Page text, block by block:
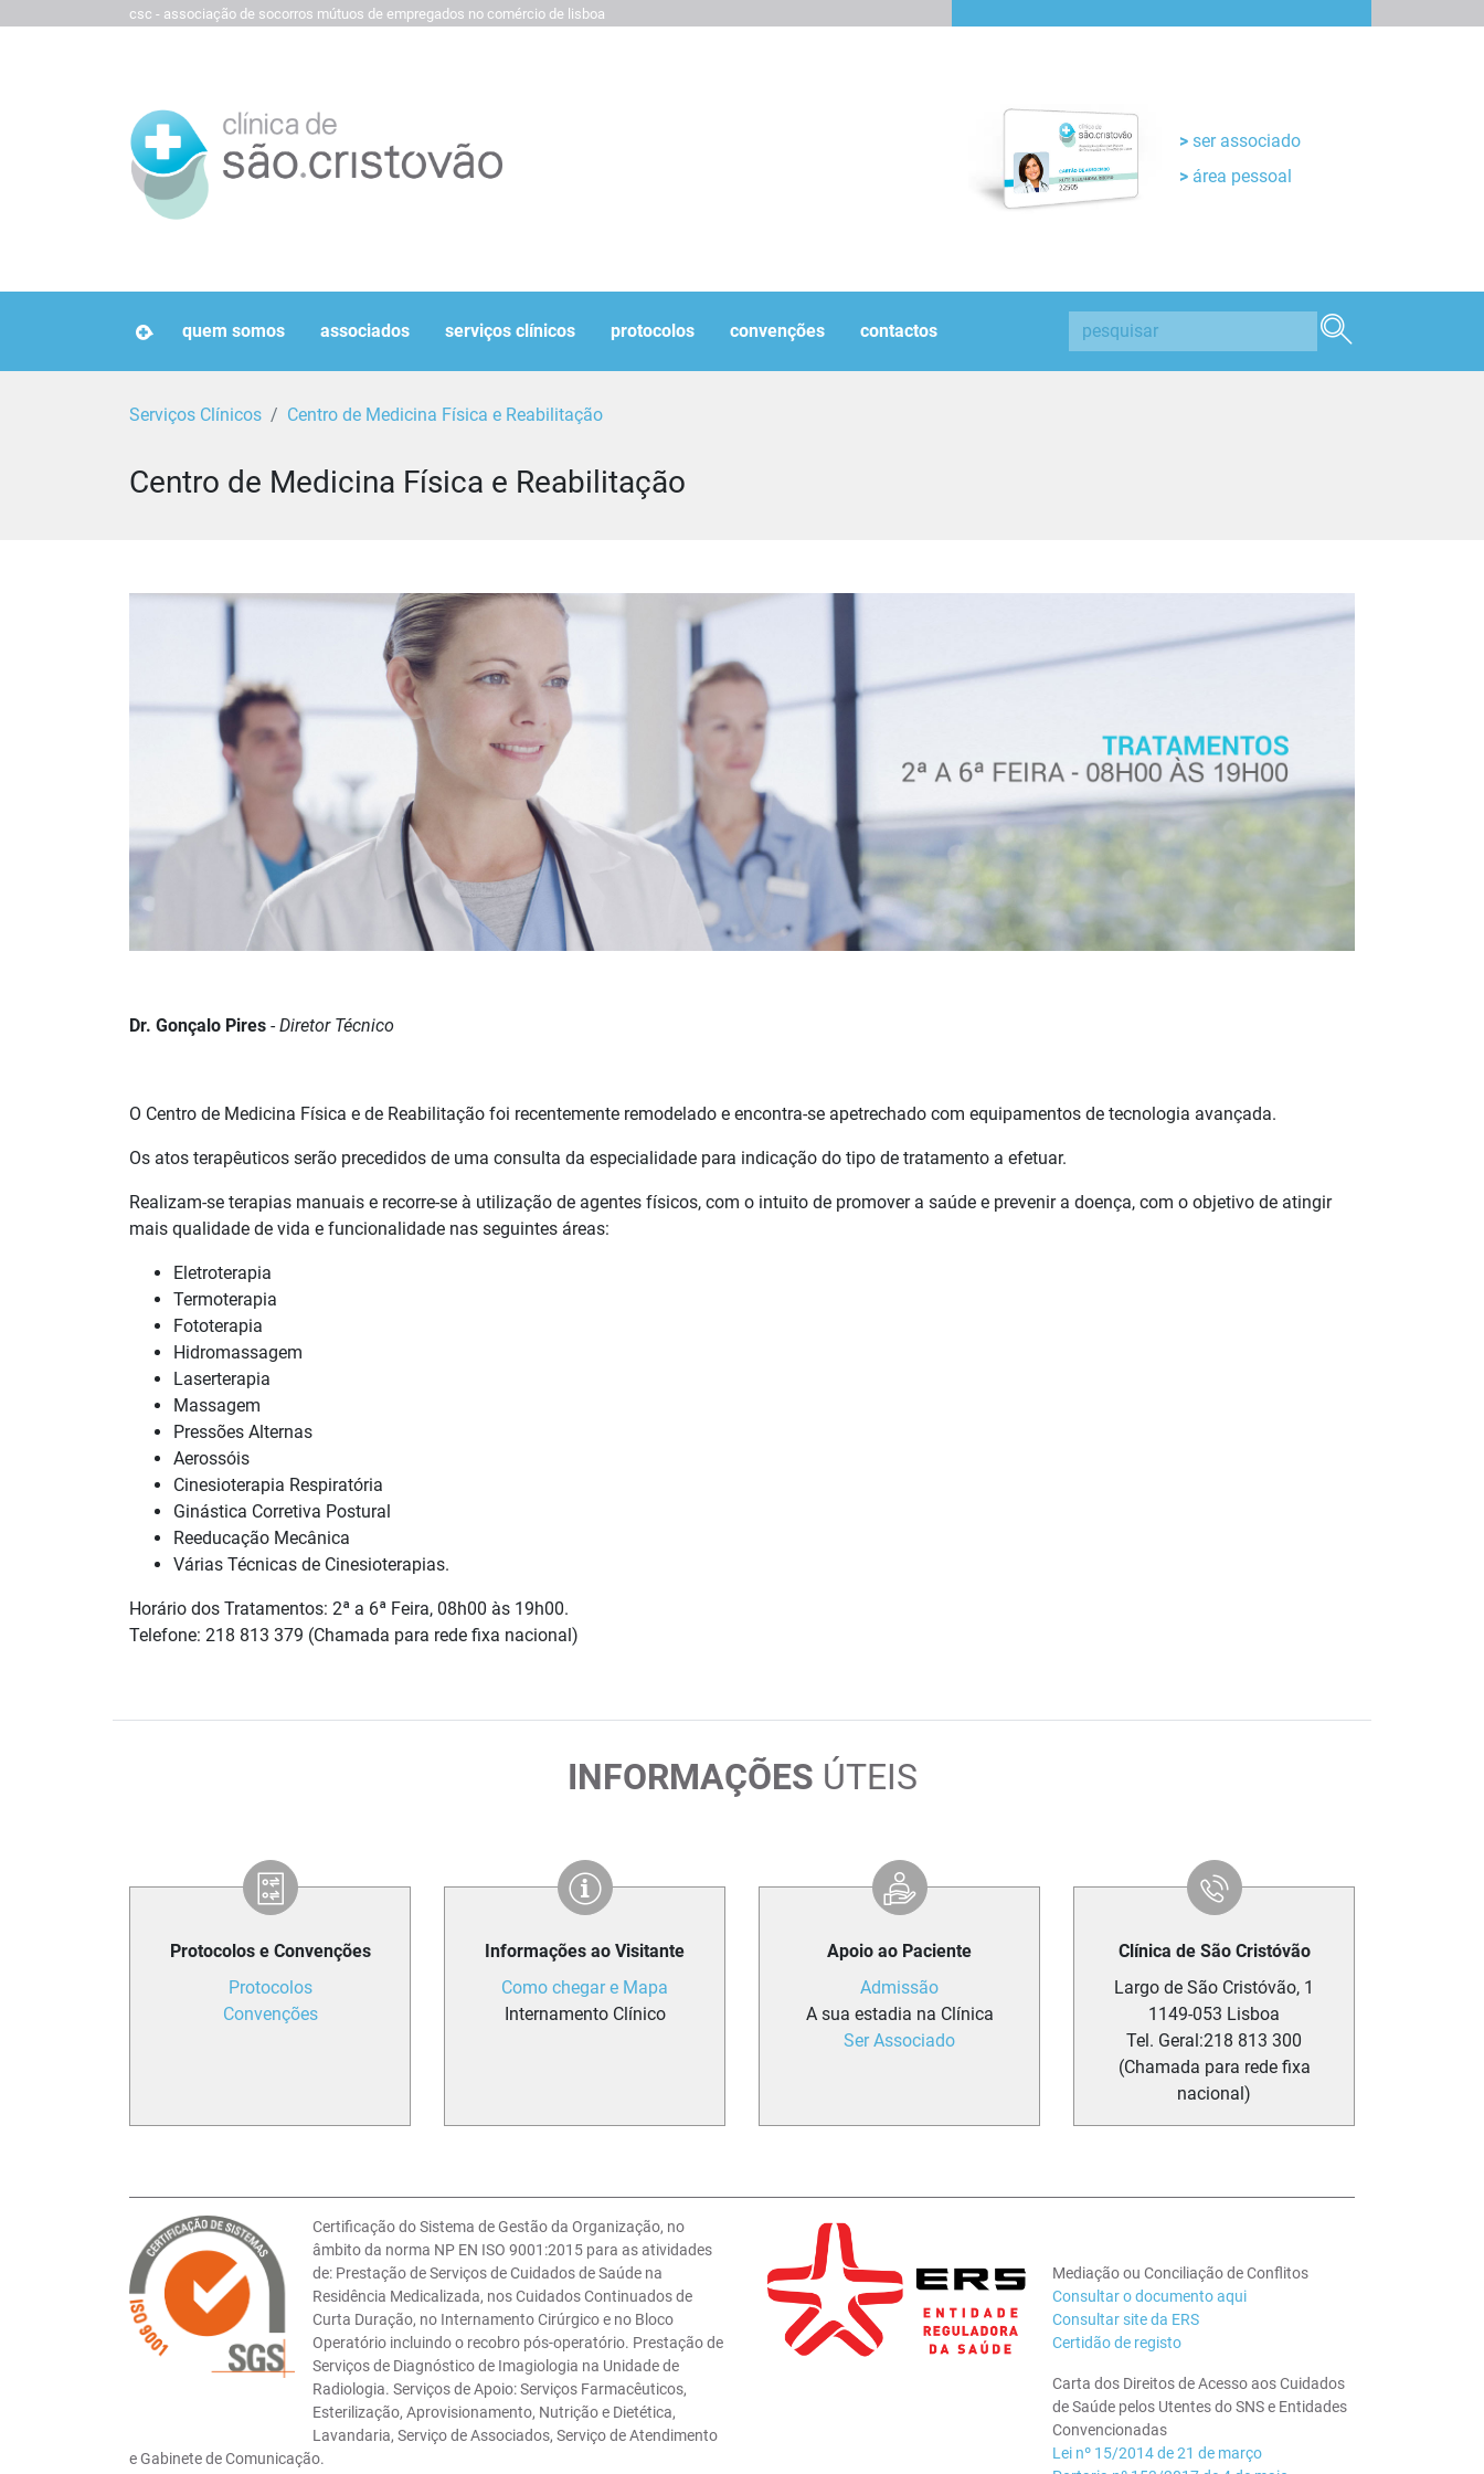
csc - associação de socorros mútuos de empregados no comércio de lisboa
ser associado
área pessoal
homepage
quem somos associados serviços clínicos protocolos convenções contactos
Serviços Clínicos Centro de Medicina Física e Reabilitação
Centro de Medicina Física e Reabilitação
Dr. Gonçalo Pires -Diretor Técnico
O Centro de Medicina Física e de Reabilitação foi recentemente remodelado e encontra-se apetrechado com equipamentos de tecnologia avançada.
Os atos terapêuticos serão precedidos de uma consulta da especialidade para indicação do tipo de tratamento a efetuar.
Realizam-se terapias manuais e recorre-se à utilização de agentes físicos, com o intuito de promover a saúde e prevenir a doença, com o objetivo de atingir
mais qualidade de vida e funcionalidade nas seguintes áreas:
Eletroterapia
Termoterapia
Fototerapia
Hidromassagem
Laserterapia
Massagem
Pressões Alternas
Aerossóis
Cinesioterapia Respiratória
Ginástica Corretiva Postural
Reeducação Mecânica
Várias Técnicas de Cinesioterapias.
Horário dos Tratamentos: 2ª a 6ª Feira, 08h00 às 19h00.
Telefone: 218 813 379 (Chamada para rede fixa nacional)
INFORMAÇÕES ÚTEIS
Protocolos e Convenções
Protocolos
Convenções
Informações ao Visitante
Como chegar e Mapa
Internamento Clínico
Apoio ao Paciente
Admissão
A sua estadia na Clínica
Ser Associado
Clínica de São Cristóvão
Largo de São Cristóvão, 1
1149-053 Lisboa
Tel. Geral:218 813 300
(Chamada para rede fixa
nacional)
Certificação do Sistema de Gestão da Organização, no
âmbito da norma NP EN ISO 9001:2015 para as atividades
de: Prestação de Serviços de Cuidados de Saúde na
Residência Medicalizada, nos Cuidados Continuados de
Curta Duração, no Internamento Cirúrgico e no Bloco
Operatório incluindo o recobro pós-operatório. Prestação de
Serviços de Diagnóstico de Imagiologia na Unidade de
Radiologia. Serviços de Apoio: Serviços Farmacêuticos,
Esterilização, Aprovisionamento, Nutrição e Dietética,
Lavandaria, Serviço de Associados, Serviço de Atendimento
e Gabinete de Comunicação.
Mediação ou Conciliação de Conflitos
Consultar o documento aqui
Consultar site da ERS
Certidão de registo
Carta dos Direitos de Acesso aos Cuidados
de Saúde pelos Utentes do SNS e Entidades
Convencionadas
Lei nº 15/2014 de 21 de março